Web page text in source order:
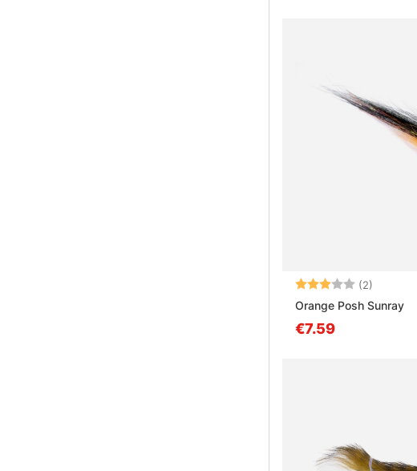
Note: (2)
Orange Posh Sunray
€7.59